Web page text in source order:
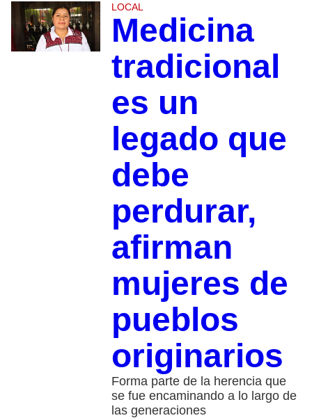
LOCAL
Medicina
tradicional
es un
legado que
debe
perdurar,
afirman
mujeres de
pueblos
originarios
Forma parte de la herencia que
se fue encaminando a lo largo de
las generaciones